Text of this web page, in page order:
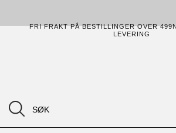
FRI FRAKT PÅ BESTILLINGER OVER
LEVERING